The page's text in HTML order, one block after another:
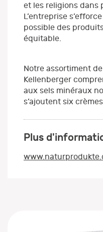
et les religions dans
L’entreprise
possible des
équitable.
Notre assortiment
Kellenberger
aux sels minéraux
s’ajoutent six
Plus